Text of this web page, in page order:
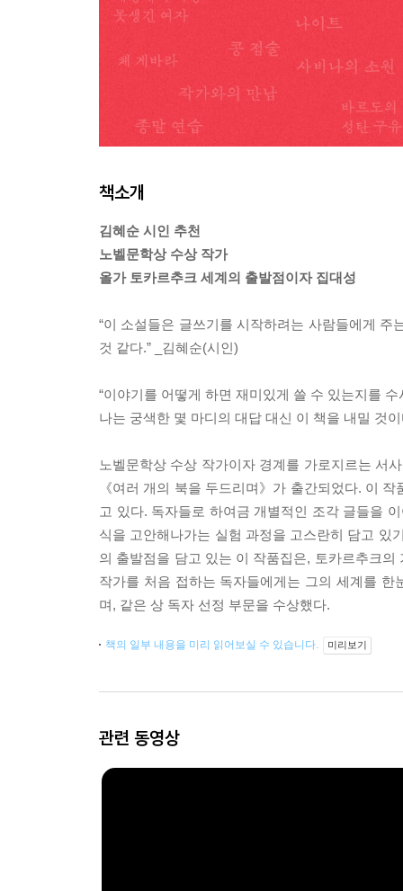
책소개
김혜순 시인 추천
노벨문학상 수상 작가
올가 토카르추크 세계의 출발점이자 집대성
“이 소설들은 글쓰기를 시작하려는 사람들에게
것 같다.” _김혜순(시인)
“이야기를 어떻게 하면 재미있게 쓸 수 있는지를
나는 궁색한 몇 마디의 대답 대신 이 책을 내밀 것
노벨문학상 수상 작가이자 경계를 가로지르는 서
《여러 개의 북을 두드리며》가 출간되었다. 이
고 있다. 독자들로 하여금 개별적인 조각 글들을
식을 고안해나가는 실험 과정을 고스란히 담고 있
의 출발점을 담고 있는 이 작품집은, 토카르추크
작가를 처음 접하는 독자들에게는 그의 세계를
며, 같은 상 독자 선정 부문을 수상했다.
책의 일부 내용을 미리 읽어보실 수 있습니다. 미리보기
관련 동영상